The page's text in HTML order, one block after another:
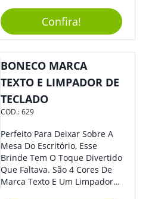
Sua Empresa Em Eventos,
Reuniões Corporativas Ou Até
Mesmo Para Presentear
Colaboradores.
Confira!
BONECO MARCA
TEXTO E LIMPADOR DE
TECLADO
COD.:629
Perfeito Para Deixar Sobre A
Mesa Do Escritório, Esse
Brinde Tem O Toque Divertido
Que Faltava. São 4 Cores De
Marca Texto E Um Limpador